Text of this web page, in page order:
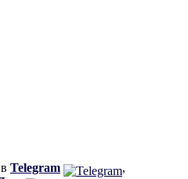
Telegram
,